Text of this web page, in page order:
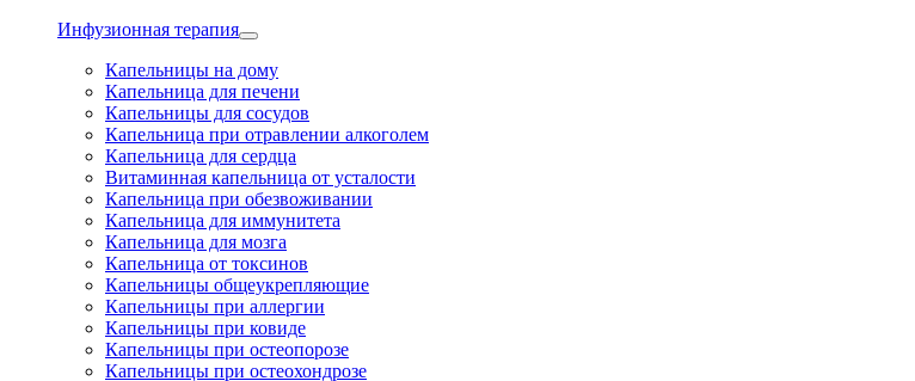
Инфузионная терапия
Капельницы на дому
Капельница для печени
Капельницы для сосудов
Капельница при отравлении алкоголем
Капельница для сердца
Витаминная капельница от усталости
Капельница при обезвоживании
Капельница для иммунитета
Капельница для мозга
Капельница от токсинов
Капельницы общеукрепляющие
Капельницы при аллергии
Капельницы при ковиде
Капельницы при остеопорозе
Капельницы при остеохондрозе